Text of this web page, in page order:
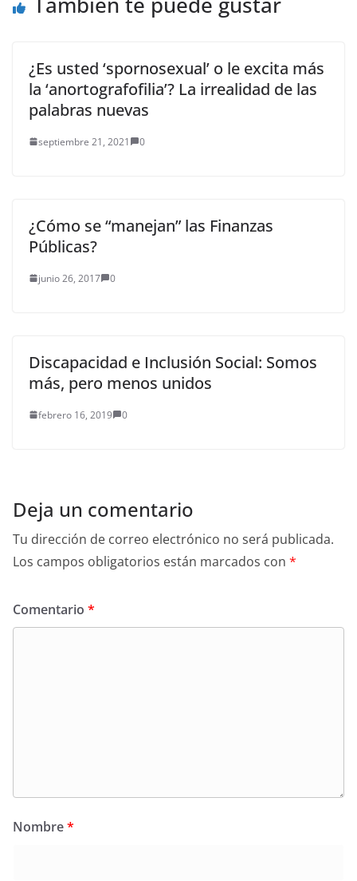
¿Es usted ‘spornosexual’ o le excita más
la ‘anortografofilia’? La irrealidad de las
palabras nuevas
septiembre 21, 2021 0
¿Cómo se “manejan” las Finanzas
Públicas?
junio 26, 2017 0
Discapacidad e Inclusión Social: Somos
más, pero menos unidos
febrero 16, 2019 0
Deja un comentario
Tu dirección de correo electrónico no será publicada.
Los campos obligatorios están marcados con *
Comentario *
Nombre*